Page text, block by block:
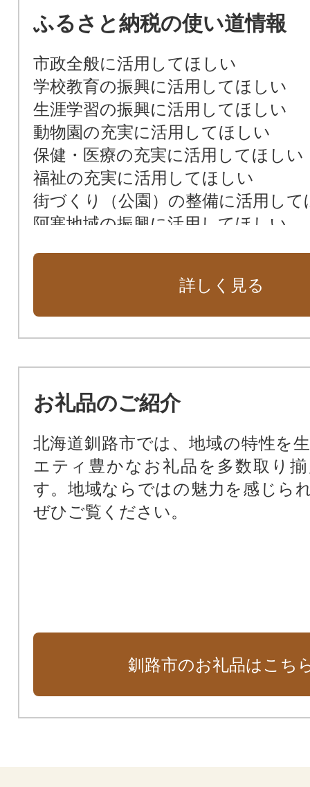
ふるさと納税の使い道情報
市政全般に活用してほしい
学校教育の振興に活用してほしい
生涯学習の振興に活用してほしい
動物園の充実に活用してほしい
保健・医療の充実に活用してほしい
福祉の充実に活用してほしい
街づくり（公園）の整備に活用して
阿寒地域の振興に活用してほしい
詳しく見る
お礼品のご紹介
北海道釧路市では、地域の特性を
エティ豊かなお礼品を多数取り
す。地域ならではの魅力を感じら
ぜひご覧ください。
釧路市のお礼品はこち